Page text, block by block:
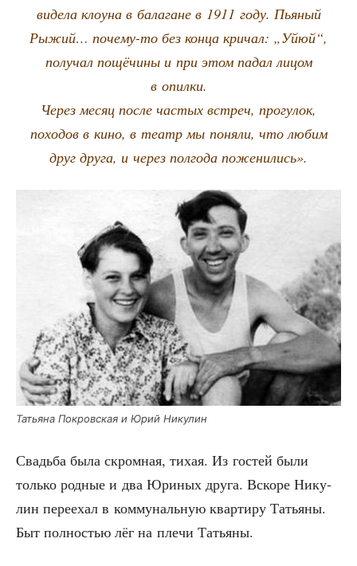
виде­ла кло­у­на в бала­гане в 1911 году. Пья­ный
Рыжий… поче­му-то без кон­ца кри­чал: „Уйюй“,
полу­чал пощё­чи­ны и при этом падал лицом
в опилки.
Через месяц после частых встреч, про­гу­лок,
похо­дов в кино, в театр мы поня­ли, что любим
друг дру­га, и через пол­го­да поженились».
Татья­на Покров­ская и Юрий Никулин
Сва­дьба была скром­ная, тихая. Из гостей были
толь­ко род­ные и два Юри­ных дру­га. Вско­ре Нику­
лин пере­ехал в ком­му­наль­ную квар­ти­ру Татья­ны.
Быт пол­но­стью лёг на пле­чи Татьяны.